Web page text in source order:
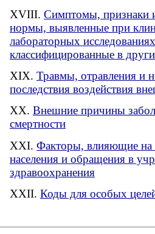
Симптомы, признаки
нормы, выявленные при
лабораторных
классифицированные в
Травмы, отравления и
последствия воздействия
Внешние причины
смертности
Факторы, влияющие на
населения и обращения в
здравоохранения
Коды для особых